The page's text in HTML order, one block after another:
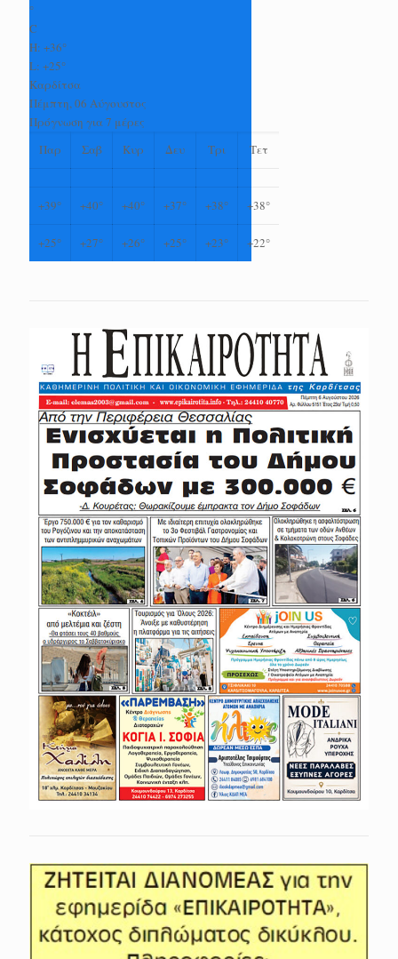
°
C
H: +36°
L: +25°
Καρδίτσα
Πέμπτη, 06 Αύγουστος
Πρόγνωση για 7 μέρες
Παρ
Σαβ Κυρ Δευ Τρι Τετ
+39° +40° +40° +37° +38° +38°
+25° +27° +26° +25° +23° +22°